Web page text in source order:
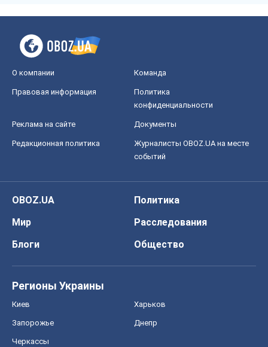
О компании Команда
Правовая информация
Политика
конфиденциальности
Реклама на сайте Документы
Редакционная политика
Журналисты OBOZ.UA на месте
событий
OBOZ.UA
Политика
Мир
Расследования
Блоги
Общество
Регионы Украины
Киев Харьков
Запорожье Днепр
Черкассы